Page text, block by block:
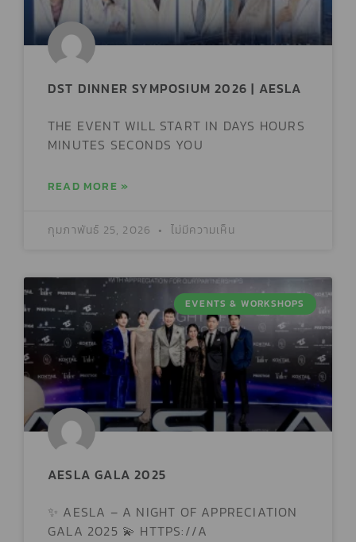
DST DINNER SYMPOSIUM 2026 | AESLA
THE EVENT WILL START IN DAYS HOURS
MINUTES SECONDS YOU
READ MORE »
กุมภาพันธ์ 25, 2026 ไม่มีความเห็น
EVENTS & WORKSHOPS
AESLA GALA 2025
✨ AESLA – A NIGHT OF APPRECIATION
GALA 2025 💫 HTTPS://A